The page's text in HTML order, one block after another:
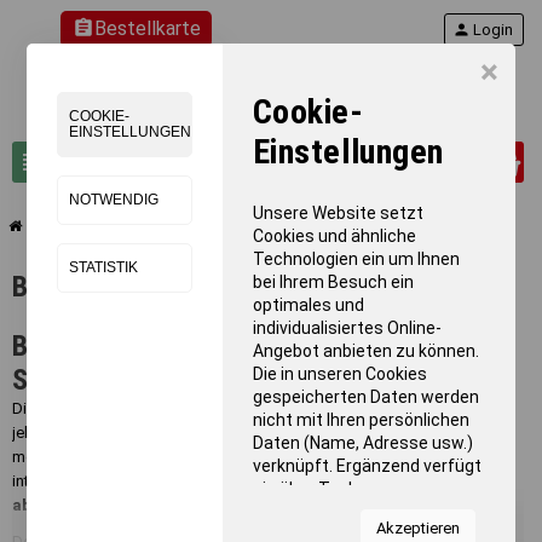
×
COOKIE-
EINSTELLUNGEN
NOTWENDIG
STATISTIK
Cookie-
Einstellungen
Unsere Website setzt
Cookies und ähnliche
Technologien ein um Ihnen
bei Ihrem Besuch ein
optimales und
individualisiertes Online-
Angebot anbieten zu können.
Die in unseren Cookies
gespeicherten Daten werden
nicht mit Ihren persönlichen
Daten (Name, Adresse usw.)
verknüpft. Ergänzend verfügt
sie über Tools von
Statistiken zur Nutzung
Akzeptieren
assignmentBestellkarte
view_headline search
person Login
Barren
Barren: Turngeräte nach DIN-Norm für
Schule & Verein
Die Original BENZ-Barren, auch als Parallelbarren bekannt, gehören seit
jeher zur
Standardausstattung jeder Sporthalle . Von fahrbaren
mobilen Barren mit erhöhter Standsicherheit bis zu Wettkampfbarren für
internationale Veranstaltungen -
unser Sortiment deckt jeden Bedarf
ab